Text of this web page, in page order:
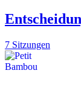
7 Sitzungen